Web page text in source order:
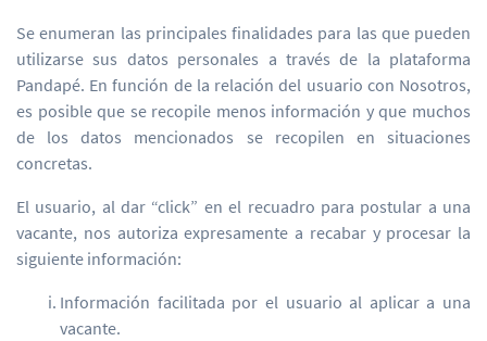
Se enumeran las principales finalidades para las que pueden
utilizarse sus datos personales a través de la plataforma
Pandapé. En función de la relación del usuario con Nosotros,
es posible que se recopile menos información y que muchos
de los datos mencionados se recopilen en situaciones
concretas.
El usuario, al dar “click” en el recuadro para postular a una
vacante, nos autoriza expresamente a recabar y procesar la
siguiente información:
Información facilitada por el usuario al aplicar a una
vacante.